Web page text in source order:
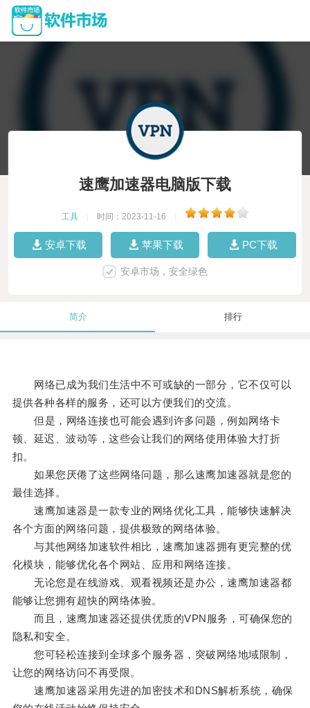
速鹰加速器电脑版下载
工具 时间：2023-11-16
安卓下载 苹果下载 PC下载
安卓市场，安全绿色
简介 排行
网络已成为我们生活中不可或缺的一部分，它不仅可以
提供各种各样的服务，还可以方便我们的交流。
但是，网络连接也可能会遇到许多问题，例如网络卡
顿、延迟、波动等，这些会让我们的网络使用体验大打折
扣。
如果您厌倦了这些网络问题，那么速鹰加速器就是您的
最佳选择。
速鹰加速器是一款专业的网络优化工具，能够快速解决
各个方面的网络问题，提供极致的网络体验。
与其他网络加速软件相比，速鹰加速器拥有更完整的优
化模块，能够优化各个网站、应用和网络连接。
无论您是在线游戏、观看视频还是办公，速鹰加速器都
能够让您拥有超快的网络体验。
而且，速鹰加速器还提供优质的VPN服务，可确保您的
隐私和安全。
您可轻松连接到全球多个服务器，突破网络地域限制，
让您的网络访问不再受限。
速鹰加速器采用先进的加密技术和DNS解析系统，确保